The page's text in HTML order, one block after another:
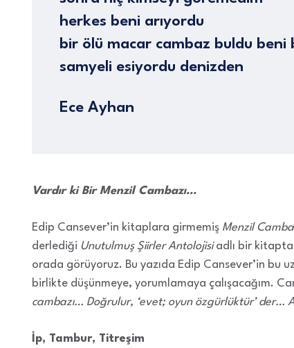
herkes beni arıyordu
bir ölü macar cambaz buldu beni
samyeli esiyordu denizden
Ece Ayhan
Vardır ki Bir Menzil Cambazı…
Edip Cansever’in kitaplara girmemiş Menzil
derlediği Unutulmuş Şiirler Antolojisiadlı bir
orada görüyoruz. Bu yazıda Edip Cansever’in bu
birlikte düşünmeye, yorumlamaya çalışacağım.
cambazı… Doğrulur, ‘evet; oyun özgürlüktür’ der…
İp, Tambur, Titreşim